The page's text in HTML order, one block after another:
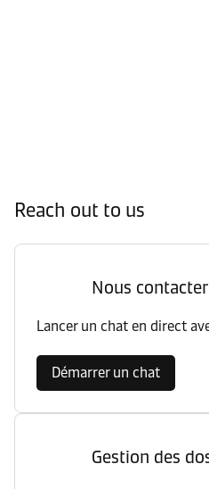
Reach out to us
Nous contacter
Lancer un chat en direct
Démarrer un chat
Gestion des